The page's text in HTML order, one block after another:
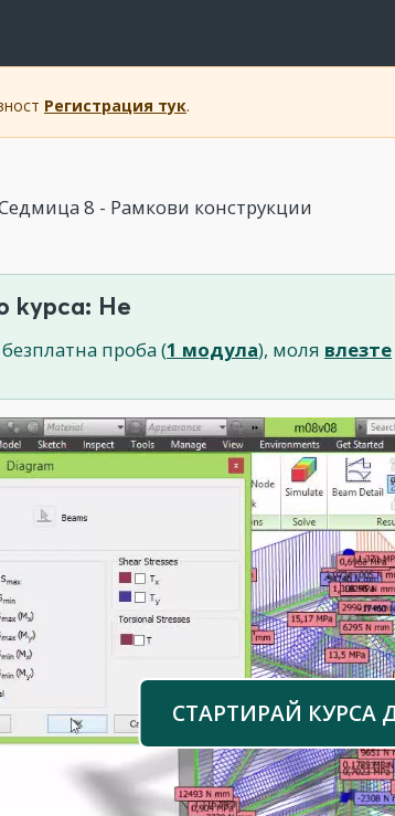
Регистрация тук.
8 - Рамкови конструкции
курса: Не
проба (1 модула), моля влезте
СТАРТИРАЙ КУРСА